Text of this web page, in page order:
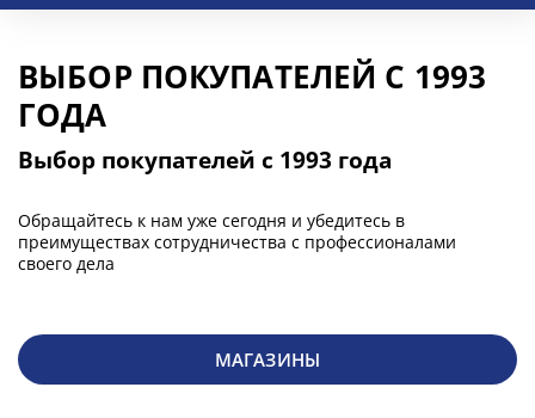
ВЫБОР ПОКУПАТЕЛЕЙ С 1993
ГОДА
Выбор покупателей с 1993 года
Обращайтесь к нам уже сегодня и убедитесь в
преимуществах сотрудничества с профессионалами
своего дела
МАГАЗИНЫ